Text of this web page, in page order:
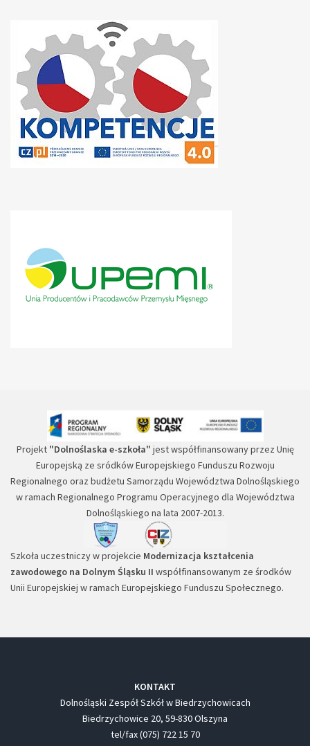
Projekt "Dolnoślaska e-szkoła" jest współfinansowany przez Unię
Europejską ze sródków Europejskiego Funduszu Rozwoju
Regionalnego oraz budżetu Samorządu Województwa Dolnośląskiego
w ramach Regionalnego Programu Operacyjnego dla Województwa
Dolnośląskiego na lata 2007-2013.
Szkoła uczestniczy w projekcie Modernizacja kształcenia
zawodowego na Dolnym Śląsku II współfinansowanym ze środków
Unii Europejskiej w ramach Europejskiego Funduszu Społecznego.
KONTAKT
Dolnośląski Zespół Szkół w Biedrzychowicach
Biedrzychowice 20, 59-830 Olszyna
tel/fax (075) 722 15 70